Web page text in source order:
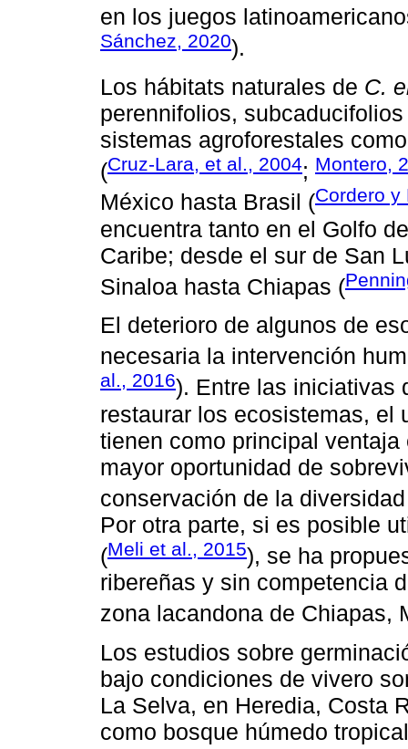
en los juegos
Sánchez, 2020).
Los hábitats naturales de C.
perennifolios,
sistemas agroforestales
(Cruz-Lara, et al., 2004; Montero,
México hasta Brasil (Cordero y
encuentra tanto en el Golfo
Caribe; desde el sur de San
Sinaloa hasta Chiapas (
El deterioro de algunos de
necesaria la intervención
al., 2016). Entre las iniciativas
restaurar los ecosistemas, el
tienen como principal
mayor oportunidad de
conservación de la
Por otra parte, si es posible
(Meli et al., 2015), se ha
ribereñas y sin competencia
zona lacandona de Chiapas,
Los estudios sobre
bajo condiciones de vivero
La Selva, en Heredia, Costa
como bosque húmedo